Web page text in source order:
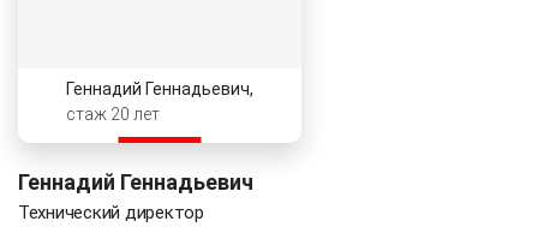
Геннадий Геннадьевич,
стаж 20 лет
Геннадий Геннадьевич
Технический директор